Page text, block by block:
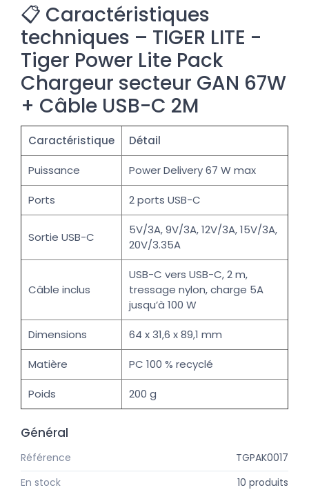
📋 Caractéristiques
techniques – TIGER LITE -
Tiger Power Lite Pack
Chargeur secteur GAN 67W
+ Câble USB-C 2M
Caractéristique Détail
Puissance Power Delivery 67 W max
Ports 2 ports USB-C
Sortie USB-C
5V/3A, 9V/3A, 12V/3A, 15V/3A,
20V/3.35A
Câble inclus
USB-C vers USB-C, 2 m,
tressage nylon, charge 5A
jusqu’à 100 W
Dimensions 64 x 31,6 x 89,1 mm
Matière PC 100 % recyclé
Poids 200 g
Général
Référence
TGPAK0017
En stock
10 produits